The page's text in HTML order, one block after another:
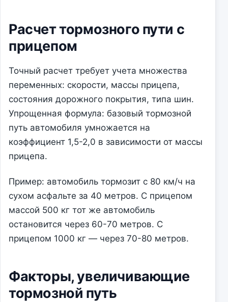
Расчет тормозного пути с
прицепом
Точный расчет требует учета множества
переменных: скорости, массы прицепа,
состояния дорожного покрытия, типа шин.
Упрощенная формула: базовый тормозной
путь автомобиля умножается на
коэффициент 1,5-2,0 в зависимости от массы
прицепа.
Пример: автомобиль тормозит с 80 км/ч на
сухом асфальте за 40 метров. С прицепом
массой 500 кг тот же автомобиль
остановится через 60-70 метров. С
прицепом 1000 кг — через 70-80 метров.
Факторы, увеличивающие
тормозной путь